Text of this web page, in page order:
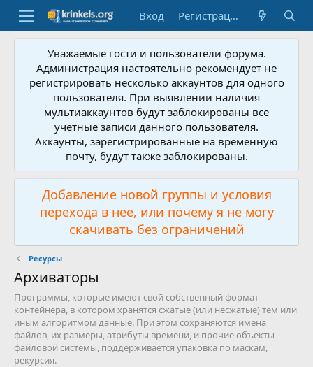
Вход Регистрация
Уважаемые гости и пользователи форума.
Администрация настоятельно рекомендует не
регистрировать несколько аккаунтов для одного
пользователя. При выявлении наличия
мультиаккаунтов будут заблокированы все
учетные записи данного пользователя.
Аккаунты, зарегистрированные на временную
почту, будут также заблокированы.
Добавление новой группы и условия
перехода в неё, или почему я не могу
скачивать без ограничений
Ресурсы
Архиваторы
Программы, которые имеют свой собственный формат
контейнера, в котором хранятся сжатые (или несжатые) тем или
иным алгоритмом данные. При этом сохраняются имена
файлов, их размеры, атрибуты времени, и прочие объекты
файловой системы, поддерживается упаковка по маскам,
рекурсия.